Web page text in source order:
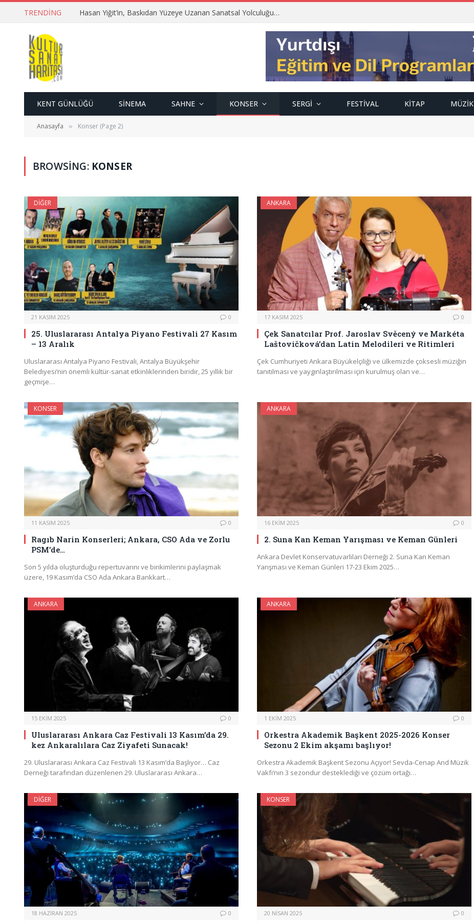
TRENDING Hasan Yiğit’in, Baskıdan Yüzeye Uzanan Sanatsal Yolculuğu…
KENT GÜNLÜĞÜ SINEMA SAHNE KONSER SERGI FESTIVAL KITAP MÜZIK
Anasayfa » Konser (Page 2)
BROWSING: KONSER
DIĞER
21 KASIM 2025 0
25. Uluslararası Antalya Piyano Festivali 27 Kasım
– 13 Aralık
Uluslararası Antalya Piyano Festivali, Antalya Büyükşehir
Belediyesi’nin önemli kültür-sanat etkinliklerinden biridir, 25 yıllık bir
geçmişe…
ANKARA
17 KASIM 2025 0
Çek Sanatcılar Prof. Jaroslav Svěcený ve Markéta
Laštovičková’dan Latin Melodileri ve Ritimleri
Çek Cumhuriyeti Ankara Büyükelçiliği ve ülkemizde çoksesli müziğin
tanıtılması ve yaygınlaştırılması için kurulmuş olan ve…
KONSER
11 KASIM 2025 0
Ragıb Narin Konserleri; Ankara, CSO Ada ve Zorlu
PSM’de…
Son 5 yılda oluşturduğu repertuvarını ve birikimlerini paylaşmak
üzere, 19 Kasım’da CSO Ada Ankara Bankkart…
ANKARA
16 EKIM 2025 0
2. Suna Kan Keman Yarışması ve Keman Günleri
Ankara Devlet Konservatuvarlıları Derneği 2. Suna Kan Keman
Yarışması ve Keman Günleri 17-23 Ekim 2025…
ANKARA
15 EKIM 2025 0
Uluslararası Ankara Caz Festivali 13 Kasım’da 29.
kez Ankaralılara Caz Ziyafeti Sunacak!
29. Uluslararası Ankara Caz Festivali 13 Kasım’da Başlıyor… Caz
Derneği tarafından düzenlenen 29. Uluslararası Ankara…
ANKARA
1 EKIM 2025 0
Orkestra Akademik Başkent 2025-2026 Konser
Sezonu 2 Ekim akşamı başlıyor!
Orkestra Akademik Başkent Sezonu Açıyor! Sevda-Cenap And Müzik
Vakfı’nın 3 sezondur desteklediği ve çözüm ortağı…
DIĞER
18 HAZIRAN 2025 0
KONSER
20 NISAN 2025 0